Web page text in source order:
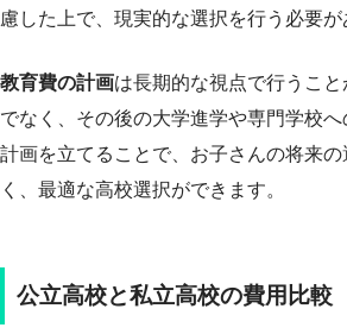
慮した上で、現実的な選択を行う必要が
教育費の計画は長期的な視点で行うこ
でなく、その後の大学進学や専門学校
計画を立てることで、お子さんの将来
く、最適な高校選択ができます。
公立高校と私立高校の費用比較